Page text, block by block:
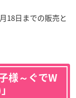
18日までの販売と
様～ぐでW